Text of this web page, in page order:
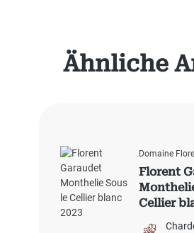
Produktgalerie überspringen
Ähnliche
Domaine
Florent
Cellier